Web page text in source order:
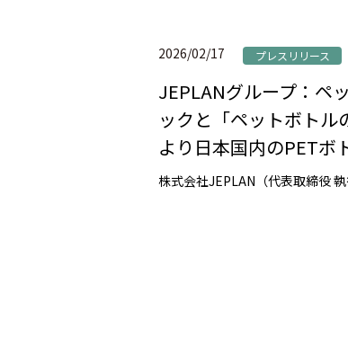
2026/02/17 プレスリリース
JEPLANグループ：ペ
ックと「ペットボト
より日本国内のPETボ